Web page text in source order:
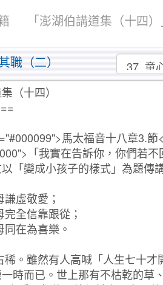
「澎湖伯講道集（十四
職（二）